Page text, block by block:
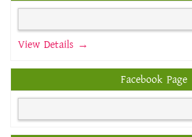
View Details →
Facebook Page